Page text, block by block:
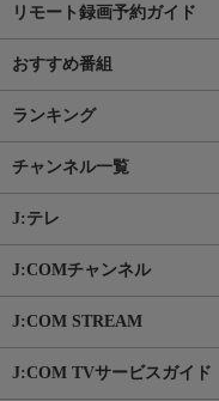
リモート録画予約ガイド
おすすめ番組
ランキング
チャンネル一覧
J:テレ
J:COMチャンネル
J:COM STREAM
J:COM TVサービスガイド